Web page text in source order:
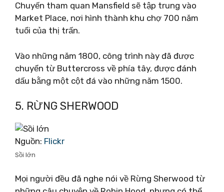
Chuyến tham quan Mansfield sẽ tập trung vào
Market Place, nơi hình thành khu chợ 700 năm
tuổi của thị trấn.
Vào những năm 1800, công trình này đã được
chuyển từ Buttercross về phía tây, được đánh
dấu bằng một cột đá vào những năm 1500.
5. RỪNG SHERWOOD
Nguồn: Flickr
Sồi lớn
Mọi người đều đã nghe nói về Rừng Sherwood từ